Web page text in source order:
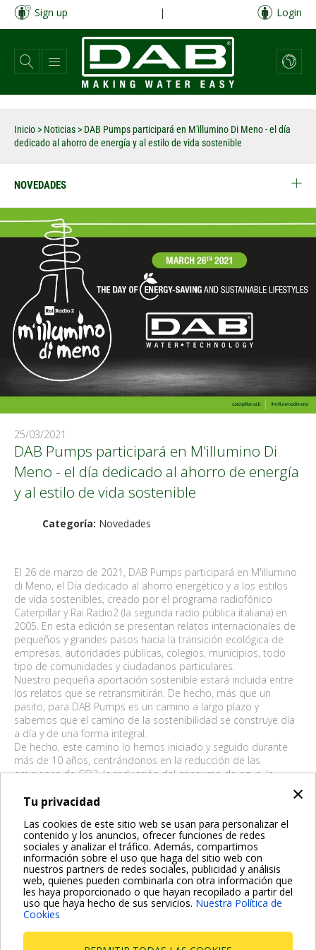
×
Tu privacidad
Las cookies de este sitio web se usan para personalizar el
contenido y los anuncios, ofrecer funciones de redes
sociales y analizar el tráfico. Además, compartimos
información sobre el uso que haga del sitio web con
nuestros partners de redes sociales, publicidad y análisis
web, quienes pueden combinarla con otra información que
les haya proporcionado o que hayan recopilado a partir del
uso que haya hecho de sus servicios. Nuestra Política de
Cookies
Pasar
contenido
principal
Sign up | Login
Inicio > Noticias > DAB Pumps participará en M'illumino Di Meno - el día
dedicado al ahorro de energía y al estilo de vida sostenible
NOVEDADES
25/03/2021
DAB Pumps participará en M'illumino Di
Meno - el día dedicado al ahorro de energía
y al estilo de vida sostenible
Categoría: Novedades
El 26 de marzo de 2021, DAB Pumps participará en M'illumino
di Meno, el Día dedicado al ahorro energético y a los estilos
de vida sostenibles, creado por el programa radiofónico
Caterpillar y Rai Radio2 (la segunda radio pública italiana) en
2005. En esta edición se presentan relatos internacionales de
pequeños y grandes pasos hacia la transición ecológica de
empresas, autoridades públicas, colegios, municipios, todo
tipo de comunidades y ciudadanos particulares.
Nuestro pequeña aportación sostenible estará incluida entre
los relatos que se retransmitirán. De hecho, más que un
pasito, para DAB Pumps es un camino a largo plazo y
sabemos que el camino de la sostenibilidad se construye día
a día y de una forma integral.
De hecho, este camino lo hemos iniciado y seguido durante
más de 10 años, centrándonos en la reducción de las
emisiones de CO2, la reducción del consumo de agua, la
promoción de una cultura de hábitos verdes dentro y fuera de
la empresa, el aumento de la eficiencia de los métodos de
los viajes internos entre otras acciones.
Con motivo del día "M'Illumino di meno", el grupo DAB Pumps
apagará simbólicamente los carteles luminosos de sus
fábricas europeas.
BACK